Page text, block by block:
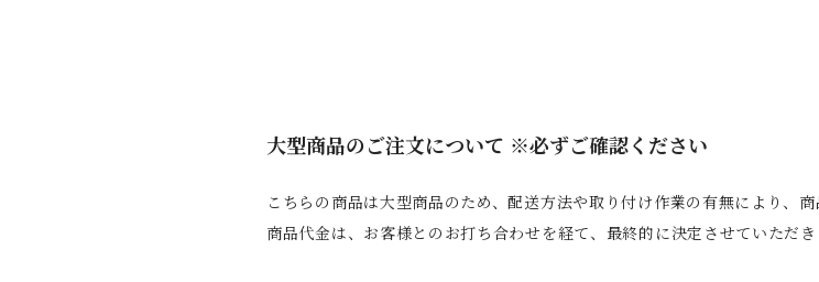
大型商品のご注文について ※必ずご確認ください
こちらの商品は大型商品のため、配送方法や取り付け作業の有無により、商
商品代金は、お客様とのお打ち合わせを経て、最終的に決定させていただき